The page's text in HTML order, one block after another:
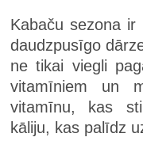
Kabaču sezona
daudzpusīgo
ne tikai viegli
vitamīniem un
vitamīnu, kas
kāliju, kas palīdz